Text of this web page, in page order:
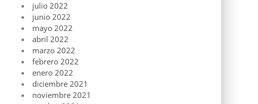
julio 2022
junio 2022
mayo 2022
abril 2022
marzo 2022
febrero 2022
enero 2022
diciembre 2021
noviembre 2021